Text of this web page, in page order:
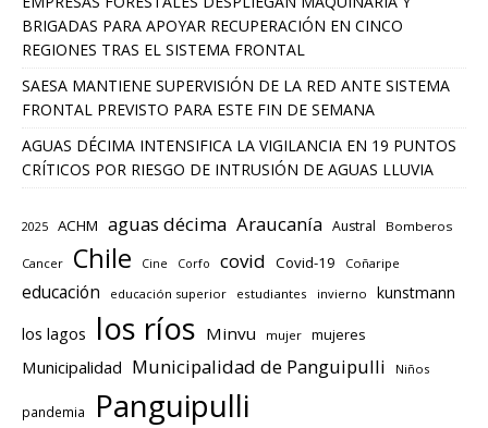
BRIGADAS PARA APOYAR RECUPERACIÓN EN CINCO
REGIONES TRAS EL SISTEMA FRONTAL
SAESA MANTIENE SUPERVISIÓN DE LA RED ANTE SISTEMA
FRONTAL PREVISTO PARA ESTE FIN DE SEMANA
AGUAS DÉCIMA INTENSIFICA LA VIGILANCIA EN 19 PUNTOS
CRÍTICOS POR RIESGO DE INTRUSIÓN DE AGUAS LLUVIA
2025 ACHM aguas décima Araucanía Austral Bomberos
Cancer Chile Cine Corfo covid Covid-19 Coñaripe
educación educación superior estudiantes invierno kunstmann
los lagos los ríos Minvu mujer mujeres
Municipalidad Municipalidad de Panguipulli Niños
pandemia Panguipulli